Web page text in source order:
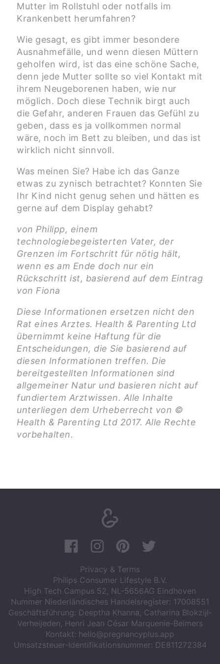
Mutter im Rollstuhl oder notfalls im
Krankenbett herumfahren?
Wie gesagt, es gibt immer besondere
Ausnahmefälle, und wenn diesen Müttern
geholfen wird, ist das eine schöne Sache,
denn jede Mutter sollte so viel Kontakt mit
ihrem Neugeborenen haben, wie nur
möglich. Doch diese Technik birgt auch
die Gefahr, anderen Frauen das Gefühl zu
geben, dass es ja vollkommen normal
wäre, noch im Bett zu bleiben, und das ist
wirklich nicht sinnvoll.
Was meinen Sie? Habe ich das Ganze
etwas zu zynisch betrachtet? Konnten Sie
Ihr Kind nicht genug sehen und hätten es
gerne auf dem Display gehabt?
von Philipp, einem
technologiebegeisterten Vater, der
Grenzen im Fortschritt für nötig hält,
wenn es am Ende doch nur ein
Rückschritt ist, basierend auf dem Eintrag
von Fiona
Diese Informationen ersetzen nicht den
Rat eines Arztes. Health & Parenting Ltd
übernimmt keine Haftung für die
Entscheidungen, die Sie basierend auf
diesen Informationen treffen. Die
bereitgestellten Informationen sind
allgemeiner Natur und basieren nicht auf
fundiertem Arztwissen. Alle Inhalte
unterliegen dem Urheberrecht von ©
Health & Parenting Ltd 2017. Alle Rechte
vorbehalten.
Privacy & Terms
Philips Consumer Lifestyle B.V.
High Tech Campus 52, NL-5656AG Eindhoven
Nummer Niederländisches Handelsregister: 17008551
Geschäftsführung: Deeptha Khanna, Catharina Blokzijl-
Verheijeden, Henri Jean César Marquenie-Beimers
Kontakt: hello@pregnancyplus.app
Umsatzsteuer-Identifikationsnummer: DE811272384